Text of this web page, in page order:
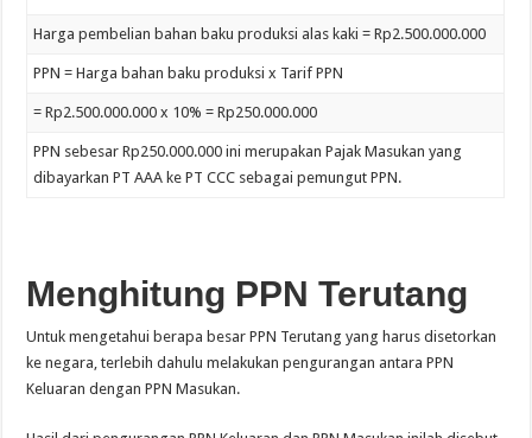
Harga pembelian bahan baku produksi alas kaki = Rp2.500.000.000
PPN = Harga bahan baku produksi x Tarif PPN
= Rp2.500.000.000 x 10% = Rp250.000.000
PPN sebesar Rp250.000.000 ini merupakan Pajak Masukan yang
dibayarkan PT AAA ke PT CCC sebagai pemungut PPN.
Menghitung PPN Terutang
Untuk mengetahui berapa besar PPN Terutang yang harus disetorkan
ke negara, terlebih dahulu melakukan pengurangan antara PPN
Keluaran dengan PPN Masukan.